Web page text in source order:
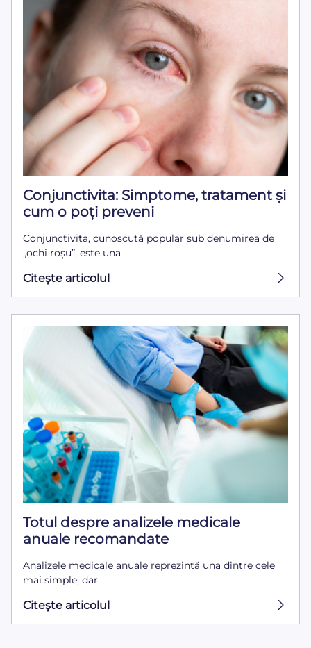
Conjunctivita: Simptome, tratament și
cum o poți preveni
Conjunctivita, cunoscută popular sub denumirea de
„ochi roșu”, este una
Citeşte articolul
Totul despre analizele medicale
anuale recomandate
Analizele medicale anuale reprezintă una dintre cele
mai simple, dar
Citeşte articolul